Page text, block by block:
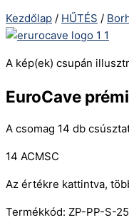
Kezdőlap / HŰTÉS /
A kép(ek) csupán
EuroCave
A csomag 14 db
14 ACMSC
Az értékre kattintva,
Termékkód: ZP-PP-S-